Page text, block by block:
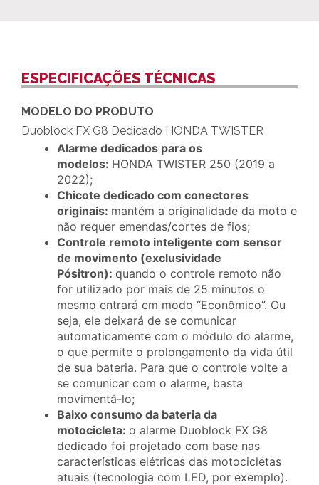
ESPECIFICAÇÕES TÉCNICAS
MODELO DO PRODUTO
Duoblock FX G8 Dedicado HONDA TWISTER
Alarme dedicados para os
modelos: HONDA TWISTER 250 (2019 a
2022);
Chicote dedicado com conectores
originais: mantém a originalidade da moto e
não requer emendas/cortes de fios;
Controle remoto inteligente com sensor
de movimento (exclusividade
Pósitron): quando o controle remoto não
for utilizado por mais de 25 minutos o
mesmo entrará em modo “Econômico”. Ou
seja, ele deixará de se comunicar
automaticamente com o módulo do alarme,
o que permite o prolongamento da vida útil
de sua bateria. Para que o controle volte a
se comunicar com o alarme, basta
movimentá-lo;
Baixo consumo da bateria da
motocicleta: o alarme Duoblock FX G8
dedicado foi projetado com base nas
características elétricas das motocicletas
atuais (tecnologia com LED, por exemplo).